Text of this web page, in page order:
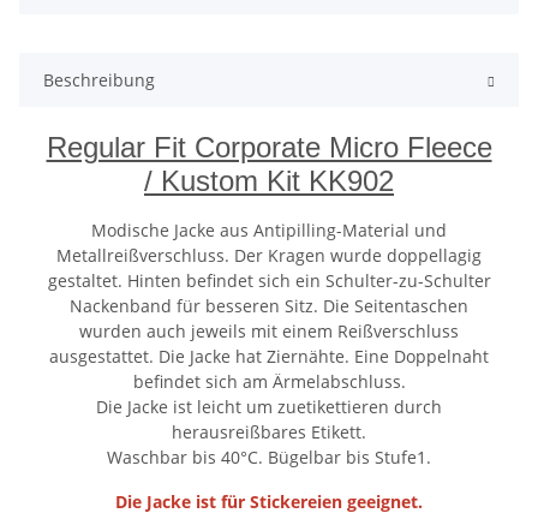
Beschreibung
Regular Fit Corporate Micro Fleece
/ Kustom Kit KK902
Modische Jacke aus Antipilling-Material und
Metallreißverschluss. Der Kragen wurde doppellagig
gestaltet. Hinten befindet sich ein Schulter-zu-Schulter
Nackenband für besseren Sitz. Die Seitentaschen
wurden auch jeweils mit einem Reißverschluss
ausgestattet. Die Jacke hat Ziernähte. Eine Doppelnaht
befindet sich am Ärmelabschluss.
Die Jacke ist leicht um zuetikettieren durch
herausreißbares Etikett.
Waschbar bis 40°C. Bügelbar bis Stufe1.
Die Jacke ist für Stickereien geeignet.